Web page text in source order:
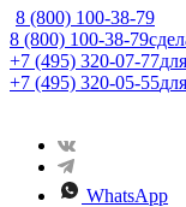
8 (800) 100-38-79
8 (800) 100-38-79
+7 (495) 320-07-77
+7 (495) 320-05-55
WhatsApp